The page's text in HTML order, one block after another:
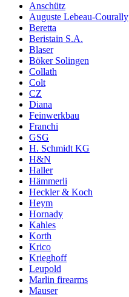
Anschütz
Auguste Lebeau-Courally
Beretta
Beristain S.A.
Blaser
Böker Solingen
Collath
Colt
CZ
Diana
Feinwerkbau
Franchi
GSG
H. Schmidt KG
H&N
Haller
Hämmerli
Heckler & Koch
Heym
Hornady
Kahles
Korth
Krico
Krieghoff
Leupold
Marlin firearms
Mauser